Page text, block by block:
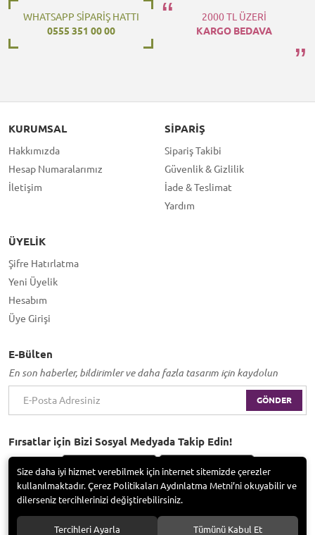
WHATSAPP SİPARİŞ HATTI
0555 351 00 00
2000 TL ÜZERİ
KARGO BEDAVA
KURUMSAL
Hakkımızda
Hesap Numaralarımız
İletişim
SIPARIŞ
Sipariş Takibi
Güvenlik & Gizlilik
İade & Teslimat
Yardım
ÜYELIK
Şifre Hatırlatma
Yeni Üyelik
Hesabım
Üye Girişi
E-Bülten
En son haberler, bildirimler ve daha fazla tasarım için kaydolun
GÖNDER
Fırsatlar için Bizi Sosyal Medyada Takip Edin!
Bayramoğlu Group / Adem Tufan Kocabaş. Tüm hakları saklıdır.
Size daha iyi hizmet verebilmek için internet sitemizde çerezler
kullanılmaktadır. Çerez Politikaları Aydınlatma Metni’ni okuyabilir ve
dilerseniz tercihlerinizi değiştirebilirsiniz.
Tercihleri Ayarla Tümünü Kabul Et